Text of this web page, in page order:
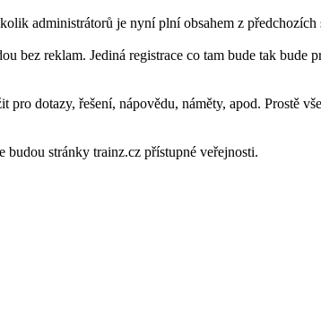
administrátorů je nyní plní obsahem z
bez reklam. Jediná registrace co tam bude tak
pro dotazy, řešení, nápovědu, náměty, apod. Prostě
stránky trainz.cz přístupné veřejnosti.